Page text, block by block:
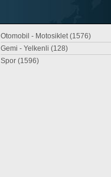
Otomobil - Motosiklet (1576)
Gemi - Yelkenli (128)
Spor (1596)